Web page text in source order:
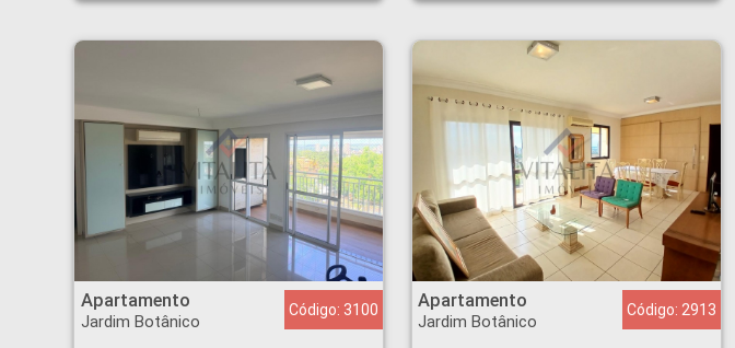
Apartamento
Jardim Botânico
Código: 3100
Apartamento - Jardim Botânico - Ribeirão Preto
Apartamento
Jardim Botânico
Código: 2913